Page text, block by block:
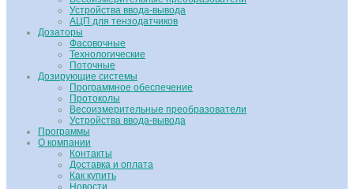
Устройства ввода-вывода
АЦП для тензодатчиков
Дозаторы
Фасовочные
Технологические
Поточные
Дозирующие системы
Программное обеспечение
Протоколы
Весоизмерительные преобразователи
Устройства ввода-вывода
Программы
О компании
Контакты
Доставка и оплата
Как купить
Новости